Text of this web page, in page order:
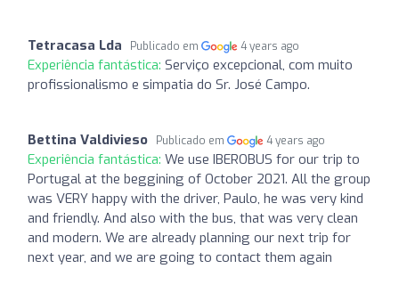
Tetracasa Lda Publicado em 4 years ago
Experiência fantástica: Serviço excepcional, com muito
profissionalismo e simpatia do Sr. José Campo.
Bettina Valdivieso Publicado em 4 years ago
Experiência fantástica: We use IBEROBUS for our trip to
Portugal at the beggining of October 2021. All the group
was VERY happy with the driver, Paulo, he was very kind
and friendly. And also with the bus, that was very clean
and modern. We are already planning our next trip for
next year, and we are going to contact them again